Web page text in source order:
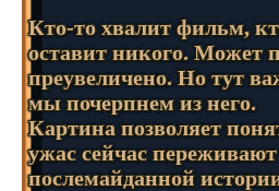
Кто-то хвалит фильм,
оставит никого. Может
преувеличено. Но тут
мы почерпнем из него.
Картина позволяет
ужас сейчас
послемайданной